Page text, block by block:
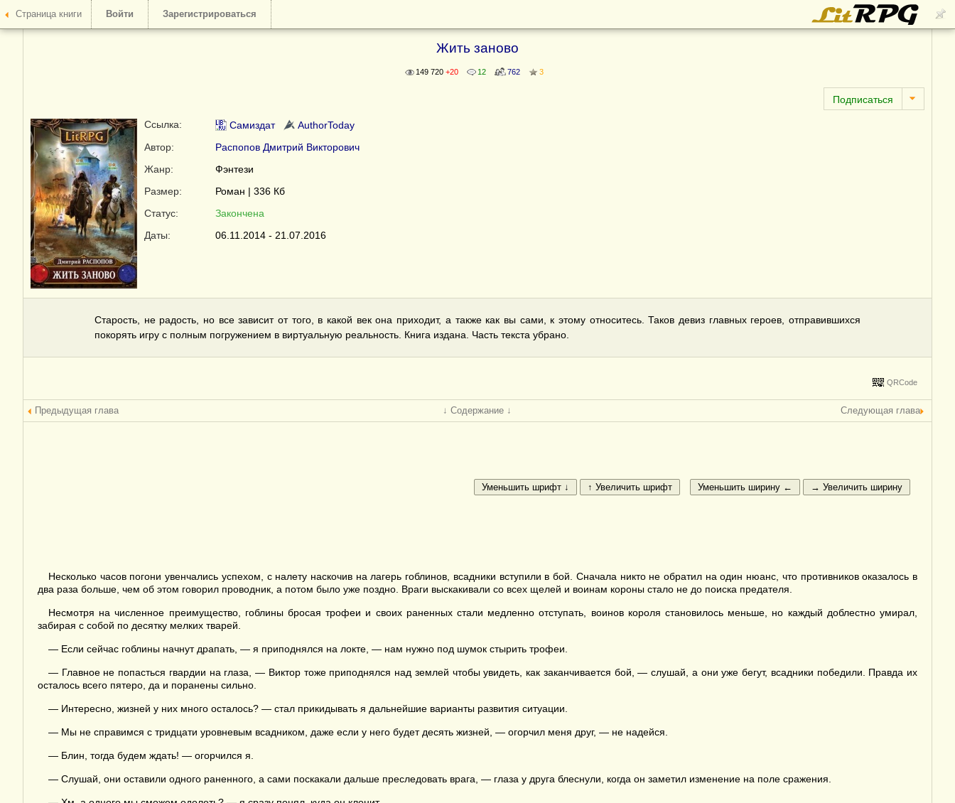
Страница книги Войти Зарегистрироваться
Жить заново
149 720 +20 12 762 3
Ссылка: Самиздат
AuthorToday
Автор:
Распопов Дмитрий Викторович
Жанр:
Фэнтези
Размер:
Роман | 336 Кб
Статус:
Закончена
Даты:
06.11.2014 - 21.07.2016
Старость, не радость, но все зависит от того, в какой век она приходит, а также как вы сами, к этому относитесь. Таков девиз главных героев, отправившихся
покорять игру с полным погружением в виртуальную реальность. Книга издана. Часть текста убрано.
QRCode
Предыдущая глава ↓ Содержание ↓ Следующая глава
Несколько часов погони увенчались успехом, с налету наскочив на лагерь гоблинов, всадники вступили в бой. Сначала никто не обратил на один нюанс, что противников оказалось в
два раза больше, чем об этом говорил проводник, а потом было уже поздно. Враги выскакивали со всех щелей и воинам короны стало не до поиска предателя.
Несмотря на численное преимущество, гоблины бросая трофеи и своих раненных стали медленно отступать, воинов короля становилось меньше, но каждый доблестно умирал,
забирая с собой по десятку мелких тварей.
— Если сейчас гоблины начнут драпать, — я приподнялся на локте, — нам нужно под шумок стырить трофеи.
— Главное не попасться гвардии на глаза, — Виктор тоже приподнялся над землей чтобы увидеть, как заканчивается бой, — слушай, а они уже бегут, всадники победили. Правда их
осталось всего пятеро, да и поранены сильно.
— Интересно, жизней у них много осталось? — стал прикидывать я дальнейшие варианты развития ситуации.
— Мы не справимся с тридцати уровневым всадником, даже если у него будет десять жизней, — огорчил меня друг, — не надейся.
— Блин, тогда будем ждать! — огорчился я.
— Слушай, они оставили одного раненного, а сами поскакали дальше преследовать врага, — глаза у друга блеснули, когда он заметил изменение на поле сражения.